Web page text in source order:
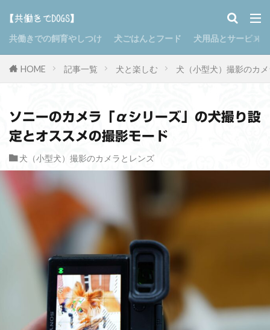
共働きでの飼育やしつけ 犬ごはんとフード 犬用品とサービス
HOME 記事一覧 犬と楽しむ 犬（小型犬）撮影のカ
ソニーのカメラ「αシリーズ」の犬撮り設
定とオススメの撮影モード
犬（小型犬）撮影のカメラとレンズ